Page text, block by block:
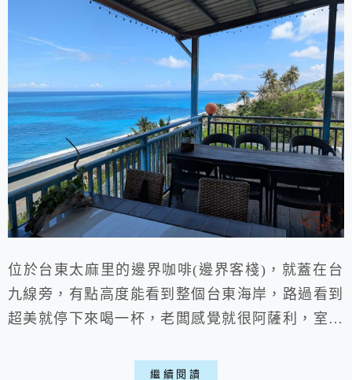
位於台東太麻里的邊界咖啡(邊界客棧)，就蓋在台
九線旁，有點高度能看到整個台東海岸，路過看到
超美就停下來喝一杯，老闆感覺就很阿薩利，室外
熱，飲品不差、價格不貴，適合開車路過來休息的
繼續閱讀